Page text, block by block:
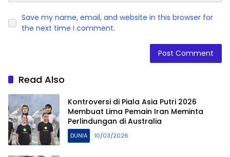
Save my name, email, and website in this browser for
the next time I comment.
Read Also
Kontroversi di Piala Asia Putri 2026
Membuat Lima Pemain Iran Meminta
Perlindungan di Australia
DUNIA 10/03/2026